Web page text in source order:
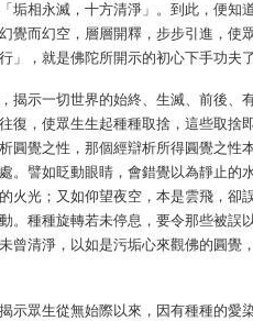
垢相永滅，十方清淨」。到此，便知
覺而幻空，層層開釋，步步引進，使
」，就是佛陀所開示的初心下手功夫
揭示一切世界的始終、生滅、前後、
復，使眾生生起種種取捨，這些取捨
圓覺之性，那個經辯析所得圓覺之性
。譬如眨動眼睛，會錯覺以為靜止的
火光；又如仰望夜空，本是雲飛，卻
。種種旋轉若未停息，要令那些被誤
曾清淨，以如是污垢心來觀佛的圓覺
示眾生從無始際以來，因有種種的愛